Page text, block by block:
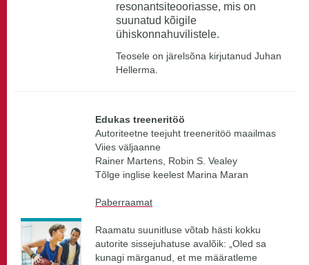
resonantsiteooriasse, mis on
suunatud kõigile
ühiskonnahuvilistele.
Teosele on järelsõna kirjutanud Juhan
Hellerma.
Edukas treeneritöö
Autoriteetne teejuht treeneritöö maailmas
Viies väljaanne
Rainer Martens, Robin S. Vealey
Tõlge inglise keelest Marina Maran
Paberraamat
Raamatu suunitluse võtab hästi kokku
autorite sissejuhatuse avalõik: „Oled sa
kunagi märganud, et me määratleme